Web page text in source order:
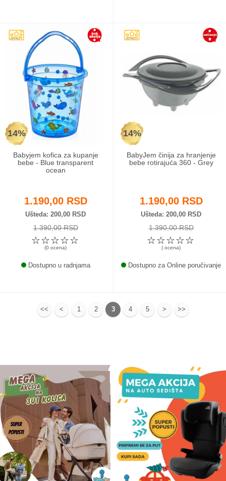
14%
Babyjem kofica za kupanje
bebe - Blue transparent
ocean
1.190,00 RSD
Ušteda 200,00 RSD
1.390,00 RSD
☆
☆
☆
☆
☆
(0 ocena)
Dostupno u radnjama
14%
BabyJem činija za hranjenje
bebe rotirajuća 360 - Grey
1.190,00 RSD
Ušteda 200,00 RSD
1.390,00 RSD
☆
☆
☆
☆
☆
( ocena)
Dostupno za Online poručivanje
<< < 1 2 3 4 5 > >>